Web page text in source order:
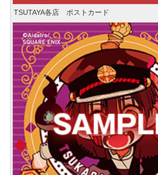
TSUTAYA各店 ポストカード